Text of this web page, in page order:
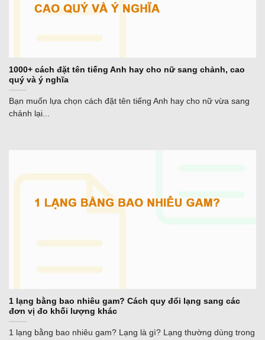
1000+ cách đặt tên tiếng Anh hay cho nữ sang chảnh, cao
quý và ý nghĩa
Bạn muốn lựa chọn cách đặt tên tiếng Anh hay cho nữ vừa sang
chảnh lại...
1 lạng bằng bao nhiêu gam? Cách quy đổi lạng sang các
đơn vị đo khối lượng khác
1 lạng bằng bao nhiêu gam? Lạng là gì? Lạng thường dùng trong